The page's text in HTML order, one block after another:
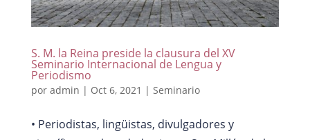
S. M. la Reina preside la clausura del XV
Seminario Internacional de Lengua y
Periodismo
por admin | Oct 6, 2021 | Seminario
• Periodistas, lingüistas, divulgadores y